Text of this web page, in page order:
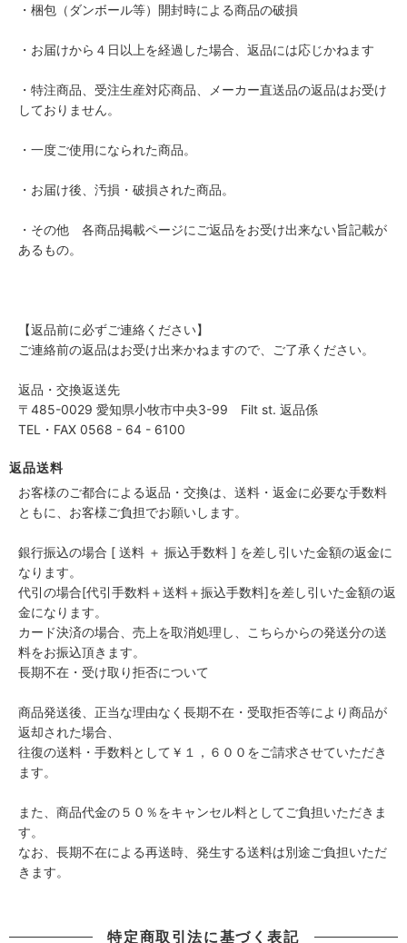
・梱包（ダンボール等）開封時による商品の破損
・お届けから４日以上を経過した場合、返品には応じかねます
・特注商品、受注生産対応商品、メーカー直送品の返品はお受け
しておりません。
・一度ご使用になられた商品。
・お届け後、汚損・破損された商品。
・その他 各商品掲載ページにご返品をお受け出来ない旨記載が
あるもの。
【返品前に必ずご連絡ください】
ご連絡前の返品はお受け出来かねますので、ご了承ください。
返品・交換返送先
〒485-0029 愛知県小牧市中央3-99 Filt st. 返品係
TEL・FAX 0568 - 64 - 6100
返品送料
お客様のご都合による返品・交換は、送料・返金に必要な手数料
ともに、お客様ご負担でお願いします。
銀行振込の場合 [ 送料 ＋ 振込手数料 ] を差し引いた金額の返金に
なります。
代引の場合[代引手数料＋送料＋振込手数料]を差し引いた金額の返
金になります。
カード決済の場合、売上を取消処理し、こちらからの発送分の送
料をお振込頂きます。
長期不在・受け取り拒否について
商品発送後、正当な理由なく長期不在・受取拒否等により商品が
返却された場合、
往復の送料・手数料として￥１，６００をご請求させていただき
ます。
また、商品代金の５０％をキャンセル料としてご負担いただきま
す。
なお、長期不在による再送時、発生する送料は別途ご負担いただ
きます。
特定商取引法に基づく表記